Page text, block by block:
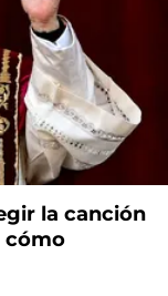
la canción
cómo